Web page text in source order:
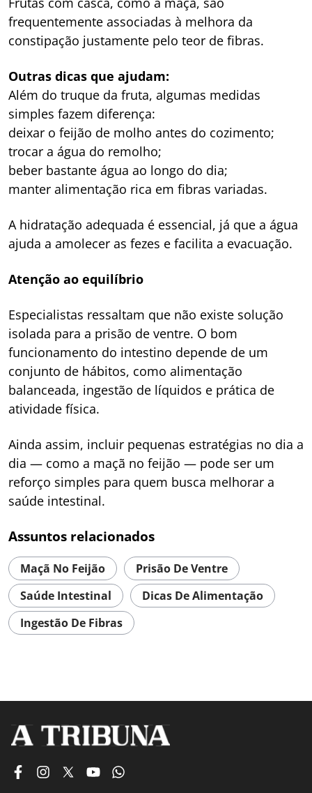
frequentemente associadas à melhora da
constipação justamente pelo teor de fibras.
Outras dicas que ajudam:
Além do truque da fruta, algumas medidas
simples fazem diferença:
deixar o feijão de molho antes do cozimento;
trocar a água do remolho;
beber bastante água ao longo do dia;
manter alimentação rica em fibras variadas.
A hidratação adequada é essencial, já que a água
ajuda a amolecer as fezes e facilita a evacuação.
Atenção ao equilíbrio
Especialistas ressaltam que não existe solução
isolada para a prisão de ventre. O bom
funcionamento do intestino depende de um
conjunto de hábitos, como alimentação
balanceada, ingestão de líquidos e prática de
atividade física.
Ainda assim, incluir pequenas estratégias no dia a
dia — como a maçã no feijão — pode ser um
reforço simples para quem busca melhorar a
saúde intestinal.
Assuntos relacionados
Maçã No Feijão
Prisão De Ventre
Saúde Intestinal
Dicas De Alimentação
Ingestão De Fibras